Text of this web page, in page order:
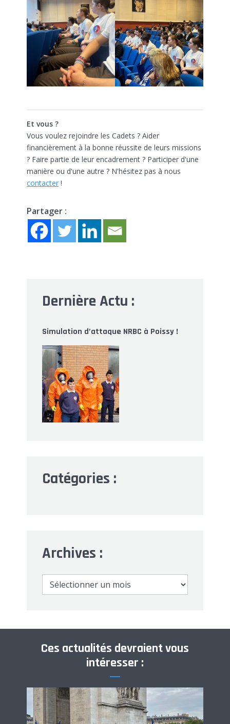
Et vous ?
Vous voulez rejoindre les Cadets ? Aider
financièrement à la bonne réussite de leurs missions
? Faire partie de leur encadrement ? Participer d'une
manière ou d'une autre ? N'hésitez pas à nous
contacter !
Partager :
Dernière Actu :
Simulation d’attaque NRBC à Poissy !
Catégories :
Archives :
Archives
Ces actualités devraient vous
intéresser :